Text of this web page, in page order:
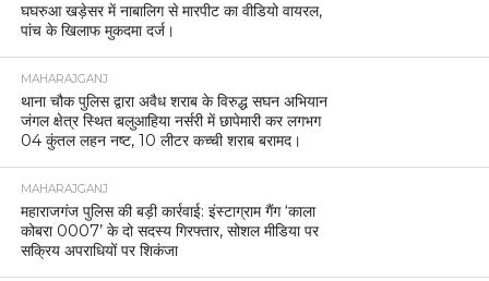
घघरुआ खड़ेसर में नाबालिग से मारपीट का वीडियो वायरल,
पांच के खिलाफ मुकदमा दर्ज।
MAHARAJGANJ
थाना चौक पुलिस द्वारा अवैध शराब के विरुद्ध सघन अभियान
जंगल क्षेत्र स्थित बलुआहिया नर्सरी में छापेमारी कर लगभग
04 कुंतल लहन नष्ट, 10 लीटर कच्ची शराब बरामद।
MAHARAJGANJ
महाराजगंज पुलिस की बड़ी कार्रवाई: इंस्टाग्राम गैंग ‘काला
कोबरा 0007’ के दो सदस्य गिरफ्तार, सोशल मीडिया पर
सक्रिय अपराधियों पर शिकंजा